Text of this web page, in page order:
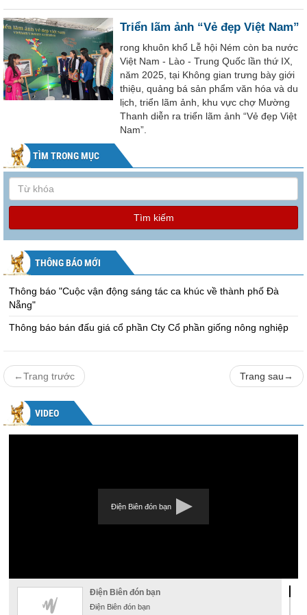
Triển lãm ảnh “Vẻ đẹp Việt Nam”
rong khuôn khổ Lễ hội Ném còn ba nước
Việt Nam - Lào - Trung Quốc lần thứ IX,
năm 2025, tại Không gian trưng bày giới
thiệu, quảng bá sản phẩm văn hóa và du
lịch, triển lãm ảnh, khu vực chợ Mường
Thanh diễn ra triển lãm ảnh “Vẻ đẹp Việt
Nam”.
TÌM TRONG MỤC
Tìm kiếm
THÔNG BÁO MỚI
Thông báo "Cuộc vận động sáng tác ca khúc về thành phố Đà
Nẵng"
Thông báo bán đấu giá cổ phần Cty Cổ phần giống nông nghiệp
←Trang trước Trang sau→
VIDEO
Điện Biên đón bạn
Điện Biên đón bạn
Điện Biên đón bạn